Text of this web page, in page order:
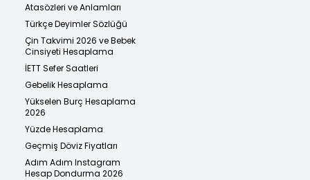
Atasözleri ve Anlamları
Türkçe Deyimler Sözlüğü
Çin Takvimi 2026 ve Bebek
Cinsiyeti Hesaplama
İETT Sefer Saatleri
Gebelik Hesaplama
Yükselen Burç Hesaplama
2026
Yüzde Hesaplama
Geçmiş Döviz Fiyatları
Adım Adım Instagram
Hesap Dondurma 2026